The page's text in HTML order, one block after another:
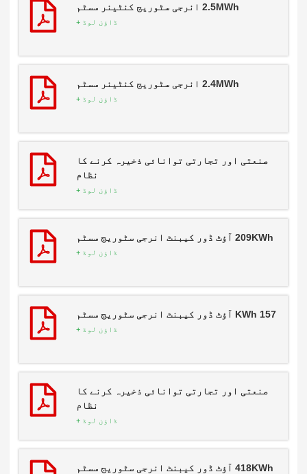
2.5MWh انرجی سٹوریج کنٹینر سسٹم
ڈاؤن لوڈ +
2.4MWh انرجی سٹوریج کنٹینر سسٹم
ڈاؤن لوڈ +
صنعتی اور تجارتی توانائی ذخیرہ کرنے کا
نظام
ڈاؤن لوڈ +
209KWh آؤٹ ڈور کیبنٹ انرجی سٹوریج سسٹم
ڈاؤن لوڈ +
157 KWh آؤٹ ڈور کیبنٹ انرجی سٹوریج سسٹم
ڈاؤن لوڈ +
صنعتی اور تجارتی توانائی ذخیرہ کرنے کا
نظام
ڈاؤن لوڈ +
418KWh آؤٹ ڈور کیبنٹ انرجی سٹوریج سسٹم